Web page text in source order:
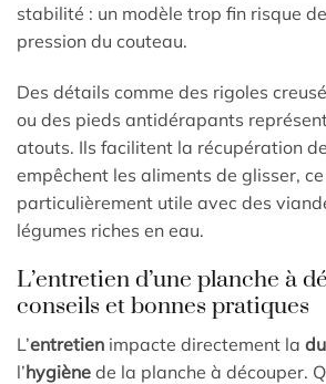
stabilité : un modèle trop fin risque
pression du couteau.
Des détails comme des rigoles
ou des pieds antidérapants
atouts. Ils facilitent la récupération
empêchent les aliments de glisser,
particulièrement utile avec des
légumes riches en eau.
L’entretien d’une planche à
conseils et bonnes pratiques
L’entretien impacte directement la
l’hygiène de la planche à découper.